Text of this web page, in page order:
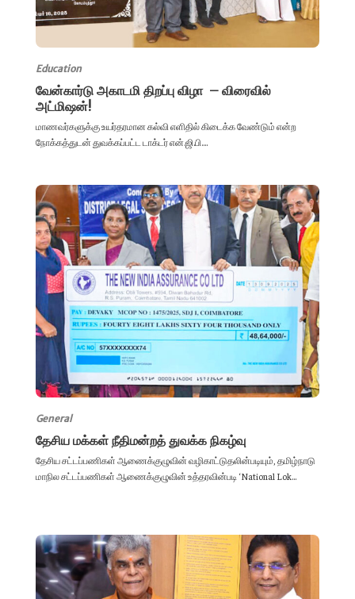
Education
வேன்கார்டு அகாடமி திறப்பு விழா – விரைவில்
அட்மிஷன்!
மாணவர்களுக்கு உயர்தரமான கல்வி எளிதில் கிடைக்க வேண்டும் என்ற
நோக்கத்துடன் துவக்கப்பட்ட டாக்டர் என்.ஜி.பி....
General
தேசிய மக்கள் நீதிமன்றத் துவக்க நிகழ்வு
தேசிய சட்டப்பணிகள் ஆணைக்குழுவின் வழிகாட்டுதலின்படியும், தமிழ்நாடு
மாநில சட்டப்பணிகள் ஆணைக்குழுவின் உத்தரவின்படி ‘National Lok...